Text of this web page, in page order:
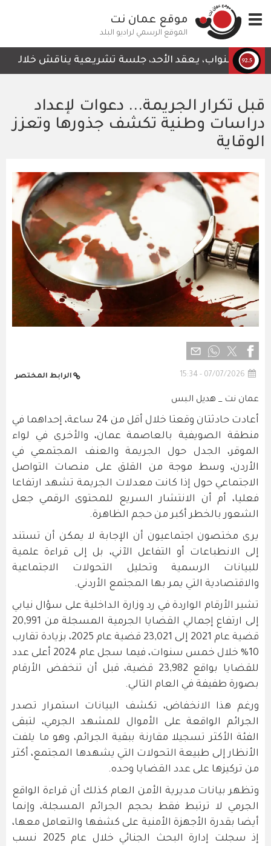
إلى
المحتوى
الرئيسي
Toggle
navigation
موقع عمان نت
الموقع الرسمي لراديو البلد
النواب، يعقد الأحد، جلسة تشريعية يناقش خلالها قرار
قبل تكرار الجريمة... دعوات لإعداد
دراسات وطنية تكشف جذورها وتعزز
الوقاية
07/07/2026 - 15:34 الرابط المختصر
عمان نت _ هديل البس
أعادت حادثتان وقعتا خلال أقل من 24 ساعة، إحداهما في
منطقة الصويفية بالعاصمة عمان، والأخرى في لواء
الموقر، الجدل حول الجريمة والعنف المجتمعي في
الأردن، وسط موجة من القلق على منصات التواصل
الاجتماعي حول إذا كانت معدلات الجريمة تشهد ارتفاعا
فعليا، أم أن الانتشار السريع للمحتوى الرقمي جعل
الشعور بالخطر أكبر من حجم الظاهرة.
يرى مختصون اجتماعيون أن الإجابة لا يمكن أن تستند
إلى الانطباعات أو التفاعل الآني، بل إلى قراءة علمية
للبيانات الرسمية وتحليل التحولات الاجتماعية
والاقتصادية التي يمر بها المجتمع الأردني.
تشير الأرقام الواردة في رد وزارة الداخلية على سؤال نيابي
إلى ارتفاع إجمالي القضايا الجرمية المسجلة من 20,991
قضية عام 2021 إلى 23,021 قضية عام 2025، بزيادة تقارب
10% خلال خمس سنوات، فيما سجل عام 2024 أعلى عدد
للقضايا بواقع 23,982 قضية، قبل أن تنخفض الأرقام
بصورة طفيفة في العام التالي.
ورغم هذا الانخفاض، تكشف البيانات استمرار تصدر
الجرائم الواقعة على الأموال للمشهد الجرمي، لتبقى
الفئة الأكثر تسجيلا مقارنة ببقية الجرائم، وهو ما يلفت
الأنظار إلى طبيعة التحولات التي يشهدها المجتمع، أكثر
من تركيزها على عدد القضايا وحده.
وتظهر بيانات مديرية الأمن العام كذلك أن قراءة الواقع
الجرمي لا ترتبط فقط بحجم الجرائم المسجلة، وإنما
أيضا بقدرة الأجهزة الأمنية على كشفها والتعامل معها،
إذ سجلت إدارة البحث الجنائي خلال عام 2025 نسب